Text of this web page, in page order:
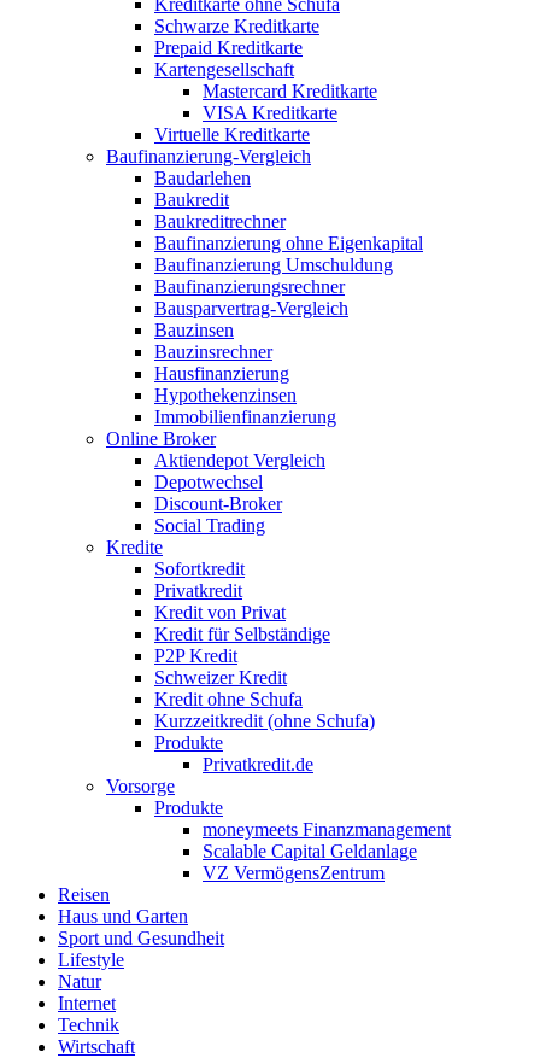
Kreditkarte ohne Schufa
Schwarze Kreditkarte
Prepaid Kreditkarte
Kartengesellschaft
Mastercard Kreditkarte
VISA Kreditkarte
Virtuelle Kreditkarte
Baufinanzierung-Vergleich
Baudarlehen
Baukredit
Baukreditrechner
Baufinanzierung ohne Eigenkapital
Baufinanzierung Umschuldung
Baufinanzierungsrechner
Bausparvertrag-Vergleich
Bauzinsen
Bauzinsrechner
Hausfinanzierung
Hypothekenzinsen
Immobilienfinanzierung
Online Broker
Aktiendepot Vergleich
Depotwechsel
Discount-Broker
Social Trading
Kredite
Sofortkredit
Privatkredit
Kredit von Privat
Kredit für Selbständige
P2P Kredit
Schweizer Kredit
Kredit ohne Schufa
Kurzzeitkredit (ohne Schufa)
Produkte
Privatkredit.de
Vorsorge
Produkte
moneymeets Finanzmanagement
Scalable Capital Geldanlage
VZ VermögensZentrum
Reisen
Haus und Garten
Sport und Gesundheit
Lifestyle
Natur
Internet
Technik
Wirtschaft